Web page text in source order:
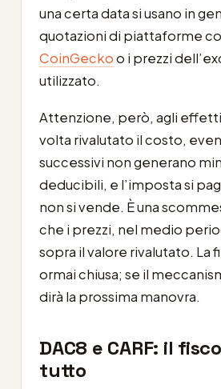
una certa data si usano in
quotazioni di piattaforme
CoinGeckoo i prezzi
utilizzato.
Attenzione, però, agli
volta rivalutato il costo,
successivi non generano
deducibili, e l’imposta si
non si vende. È una
che i prezzi, nel medio
sopra il valore rivalutato. La
ormai chiusa; se il
dirà la prossima manovra.
DAC8 e CARF: il
tutto